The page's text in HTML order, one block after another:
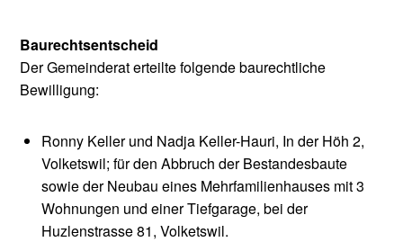
Baurechtsentscheid
Der Gemeinderat erteilte folgende baurechtliche
Bewilligung:
Ronny Keller und Nadja Keller-Hauri, In der Höh 2,
Volketswil; für den Abbruch der Bestandesbaute
sowie der Neubau eines Mehrfamilienhauses mit 3
Wohnungen und einer Tiefgarage, bei der
Huzlenstrasse 81, Volketswil.